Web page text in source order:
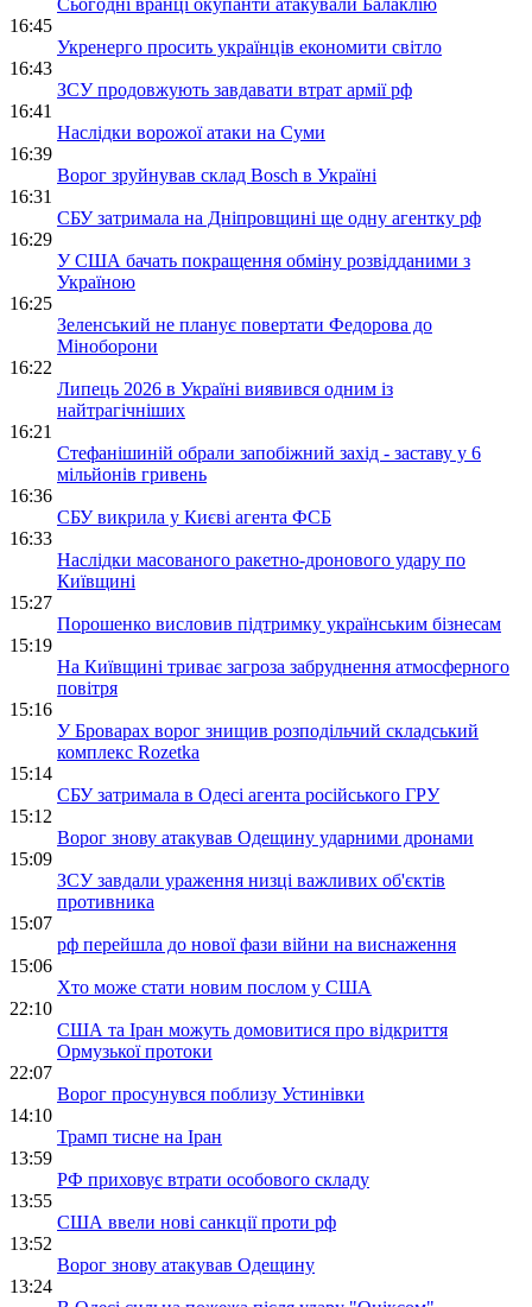
Сьогодні вранці окупанти атакували Балаклію
16:45
Укренерго просить українців економити світло
16:43
ЗСУ продовжують завдавати втрат армії рф
16:41
Наслідки ворожої атаки на Суми
16:39
Ворог зруйнував склад Bosch в Україні
16:31
СБУ затримала на Дніпровщині ще одну агентку рф
16:29
У США бачать покращення обміну розвідданими з
Україною
16:25
Зеленський не планує повертати Федорова до
Міноборони
16:22
Липець 2026 в Україні виявився одним із
найтрагічніших
16:21
Стефанішиній обрали запобіжний захід - заставу у 6
мільйонів гривень
16:36
СБУ викрила у Києві агента ФСБ
16:33
Наслідки масованого ракетно-дронового удару по
Київщині
15:27
Порошенко висловив підтримку українським бізнесам
15:19
На Київщині триває загроза забруднення атмосферного
повітря
15:16
У Броварах ворог знищив розподільчий складський
комплекс Rozetka
15:14
СБУ затримала в Одесі агента російського ГРУ
15:12
Ворог знову атакував Одещину ударними дронами
15:09
ЗСУ завдали ураження низці важливих об'єктів
противника
15:07
рф перейшла до нової фази війни на виснаження
15:06
Хто може стати новим послом у США
22:10
США та Іран можуть домовитися про відкриття
Ормузької протоки
22:07
Ворог просунувся поблизу Устинівки
14:10
Трамп тисне на Іран
13:59
РФ приховує втрати особового складу
13:55
США ввели нові санкції проти рф
13:52
Ворог знову атакував Одещину
13:24